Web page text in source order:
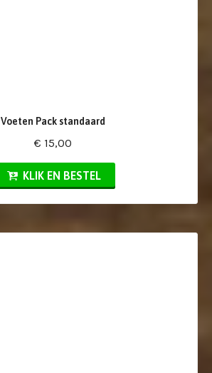
Voeten Pack standaard
€ 15,00
KLIK EN BESTEL